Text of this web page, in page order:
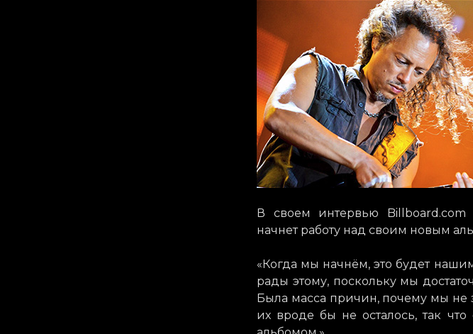
В своем интервью Billboard.com
начнет работу над своим новым
«Когда мы начнём, это будет
рады этому, поскольку мы
Была масса причин, почему мы не
их вроде бы не осталось, так